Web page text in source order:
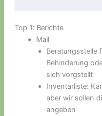
Top 1: Berichte
Mail
Beratungsstelle
Behinderung
sich vorgstellt
Inventarliste:
aber wir sollen
angeben